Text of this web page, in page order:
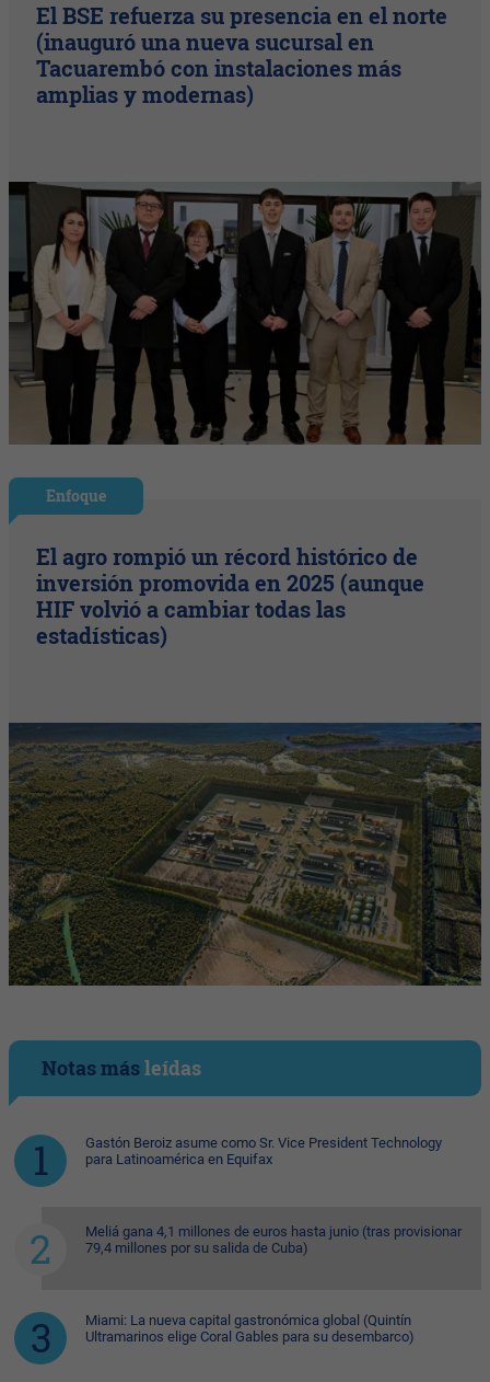
El BSE refuerza su presencia en el norte
(inauguró una nueva sucursal en
Tacuarembó con instalaciones más
amplias y modernas)
Enfoque
El agro rompió un récord histórico de
inversión promovida en 2025 (aunque
HIF volvió a cambiar todas las
estadísticas)
Notas másleídas
Gastón Beroiz asume como Sr. Vice President Technology
para Latinoamérica en Equifax
Meliá gana 4,1 millones de euros hasta junio (tras provisionar
79,4 millones por su salida de Cuba)
Miami: La nueva capital gastronómica global (Quintín
Ultramarinos elige Coral Gables para su desembarco)